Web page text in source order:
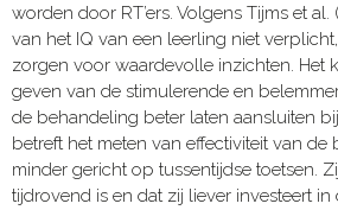
worden door RT’ers. Volgens Tijms et al.
van het IQ van een leerling niet
zorgen voor waardevolle inzichten. Het
geven van de stimulerende en
de behandeling beter laten aansluiten
betreft het meten van effectiviteit van
minder gericht op tussentijdse toetsen.
tijdrovend is en dat zij liever investeert